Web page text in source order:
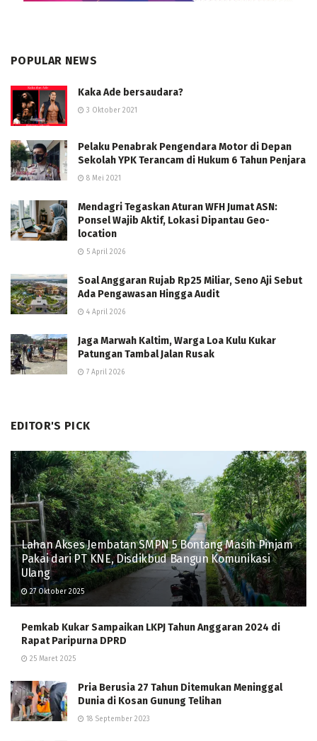
POPULAR NEWS
Kaka Ade bersaudara?
3 Oktober 2021
Pelaku Penabrak Pengendara Motor di Depan
Sekolah YPK Terancam di Hukum 6 Tahun Penjara
8 Mei 2021
Mendagri Tegaskan Aturan WFH Jumat ASN:
Ponsel Wajib Aktif, Lokasi Dipantau Geo-
location
5 April 2026
Soal Anggaran Rujab Rp25 Miliar, Seno Aji Sebut
Ada Pengawasan Hingga Audit
4 April 2026
Jaga Marwah Kaltim, Warga Loa Kulu Kukar
Patungan Tambal Jalan Rusak
7 April 2026
EDITOR'S PICK
Lahan Akses Jembatan SMPN 5 Bontang Masih Pinjam
Pakai dari PT KNE, Disdikbud Bangun Komunikasi
Ulang
27 Oktober 2025
Pemkab Kukar Sampaikan LKPJ Tahun Anggaran 2024 di
Rapat Paripurna DPRD
25 Maret 2025
Pria Berusia 27 Tahun Ditemukan Meninggal
Dunia di Kosan Gunung Telihan
18 September 2023